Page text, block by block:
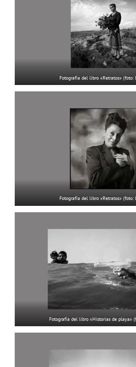
Fotografía del libro «Retratos» (foto:
Fotografía del libro «Retratos» (foto:
Fotografía del libro «Historias de playa»